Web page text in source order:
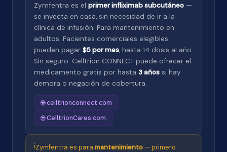
Zymfentra es el primer infliximab subcutáneo—
se inyecta en casa, sin necesidad de ir a la
clínica de infusión. Para mantenimiento en
adultos. Pacientes comerciales elegibles
pueden pagar $5 por mes, hasta 14 dosis al año.
Sin seguro: Celltrion CONNECT puede ofrecer el
medicamento gratis por hasta 3 añossi hay
demora o negación de cobertura.
🌐 celltrionconnect.com
🌐 CelltrionCares.com
ℹ️Zymfentra es para mantenimiento— primero